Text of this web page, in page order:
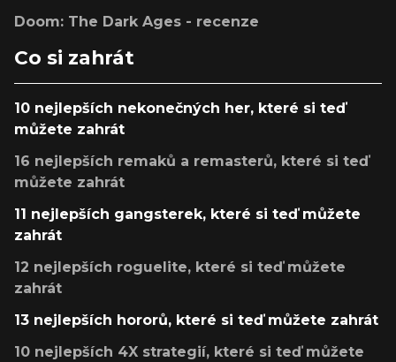
Doom: The Dark Ages - recenze
Co si zahrát
10 nejlepších nekonečných her, které si teď
můžete zahrát
16 nejlepších remaků a remasterů, které si teď
můžete zahrát
11 nejlepších gangsterek, které si teď můžete
zahrát
12 nejlepších roguelite, které si teď můžete
zahrát
13 nejlepších hororů, které si teď můžete zahrát
10 nejlepších 4X strategií, které si teď můžete